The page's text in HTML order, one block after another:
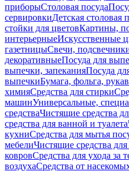
приборыСтоловая посуда
сервировкиДетская столовая
стойки для цветовКартины,
интерьерныеИскусственные
газетницыСвечи,
декоративныеПосуда для
выпечки, запеканияПосуда
выпечкиБумага, фольга,
химияСредства для стирки
машинУниверсальные,
средстваЧистящие средства
средства для ванной и туалета
кухниСредства для мытья
мебелиЧистящие средства
ковровСредства для ухода за
воздухаСредства от